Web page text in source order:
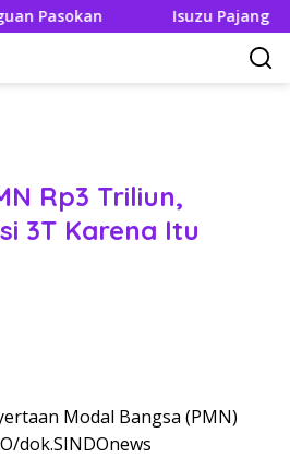
Isuzu Pajang
Rp3 Triliun,
3T Karena Itu
Modal Bangsa (PMN)
dok.SINDOnews